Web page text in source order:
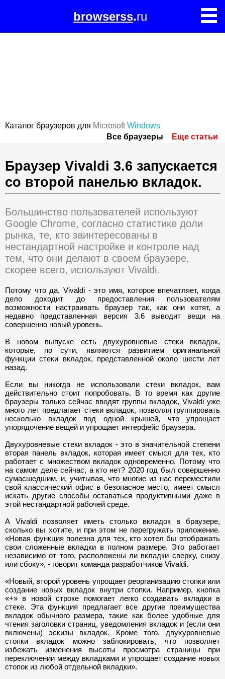
browserss.ru
Каталог браузеров для Microsoft Windows
Все браузеры
Еще статьи
Браузер Vivaldi 3.6 запускается
со второй панелью вкладок.
Большинство пользователей используют
Google Chrome, согласно статистике доли
рынка, те, кто заинтересованы в
нестандартной настройке и контроле над
тем, что они делают в своем браузере,
скорее всего, используют Vivaldi.
Потому что да, Vivaldi - это имя, которое впечатляет, когда
дело доходит до предоставления пользователям
возможности настраивать браузер так, как они хотят, а
недавно представленная версия 3.6 выводит вещи на
совершенно новый уровень.
В новом выпуске есть двухуровневые стеки вкладок,
которые, по сути, являются развитием оригинальной
функции стеки вкладок, представленной около шести лет
назад.
Если вы никогда не использовали стеки вкладок, вам
действительно стоит попробовать. В то время как другие
браузеры только сейчас вводят группы вкладок, Vivaldi уже
много лет предлагает стеки вкладок, позволяя группировать
несколько вкладок под одной крышей, что упрощает
упорядочение вещей и упрощает интерфейс браузера.
Двухуровневые стеки вкладок - это в значительной степени
вторая панель вкладок, которая имеет смысл для тех, кто
работает с множеством вкладок одновременно. Потому что
на самом деле сейчас, а кто нет? 2020 год был совершенно
сумасшедшим, и, учитывая, что многие из нас переместили
свой классический офис в безопасное место, имеет смысл
искать другие способы оставаться продуктивными даже в
этой нестандартной рабочей среде.
А Vivaldi позволяет иметь столько вкладок в браузере,
сколько вы хотите, и при этом не перегружать приложение.
«Новая функция полезна для тех, кто хотел бы отображать
свои сложенные вкладки в полном размере. Это работает
независимо от того, расположены ли вкладки сверху, снизу
или сбоку», - говорит команда разработчиков Vivaldi.
«Новый, второй уровень упрощает реорганизацию стопки или
создание новых вкладок внутри стопки. Например, кнопка
«+» в новой строке помогает легко создавать вкладки в
стеке. Эта функция предлагает все другие преимущества
вкладок обычного размера, такие как более удобные для
чтения заголовки страниц, уведомления вкладок и (если они
включены) эскизы вкладок. Кроме того, двухуровневые
стопки вкладок можно заблокировать, что позволяет
избежать изменения высоты просмотра страницы при
переключении между вкладками и упрощает создание новых
стопок из любой отдельной вкладки».